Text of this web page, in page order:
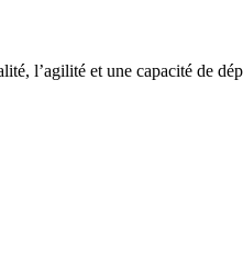
l’agilité et une capacité de